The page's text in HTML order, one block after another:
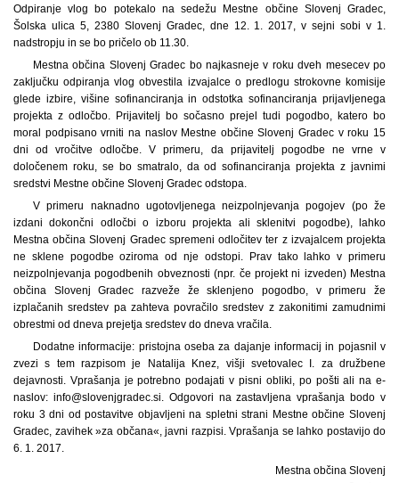
Odpiranje vlog bo potekalo na sedežu Mestne občine Slovenj Gradec,
Šolska ulica 5, 2380 Slovenj Gradec, dne 12. 1. 2017, v sejni sobi v 1.
nadstropju in se bo pričelo ob 11.30.
Mestna občina Slovenj Gradec bo najkasneje v roku dveh mesecev po
zaključku odpiranja vlog obvestila izvajalce o predlogu strokovne komisije
glede izbire, višine sofinanciranja in odstotka sofinanciranja prijavljenega
projekta z odločbo. Prijavitelj bo sočasno prejel tudi pogodbo, katero bo
moral podpisano vrniti na naslov Mestne občine Slovenj Gradec v roku 15
dni od vročitve odločbe. V primeru, da prijavitelj pogodbe ne vrne v
določenem roku, se bo smatralo, da od sofinanciranja projekta z javnimi
sredstvi Mestne občine Slovenj Gradec odstopa.
V primeru naknadno ugotovljenega neizpolnjevanja pogojev (po že
izdani dokončni odločbi o izboru projekta ali sklenitvi pogodbe), lahko
Mestna občina Slovenj Gradec spremeni odločitev ter z izvajalcem projekta
ne sklene pogodbe oziroma od nje odstopi. Prav tako lahko v primeru
neizpolnjevanja pogodbenih obveznosti (npr. če projekt ni izveden) Mestna
občina Slovenj Gradec razveže že sklenjeno pogodbo, v primeru že
izplačanih sredstev pa zahteva povračilo sredstev z zakonitimi zamudnimi
obrestmi od dneva prejetja sredstev do dneva vračila.
Dodatne informacije: pristojna oseba za dajanje informacij in pojasnil v
zvezi s tem razpisom je Natalija Knez, višji svetovalec I. za družbene
dejavnosti. Vprašanja je potrebno podajati v pisni obliki, po pošti ali na e-
naslov: info@slovenjgradec.si. Odgovori na zastavljena vprašanja bodo v
roku 3 dni od postavitve objavljeni na spletni strani Mestne občine Slovenj
Gradec, zavihek »za občana«, javni razpisi. Vprašanja se lahko postavijo do
6. 1. 2017.
Mestna občina Slovenj